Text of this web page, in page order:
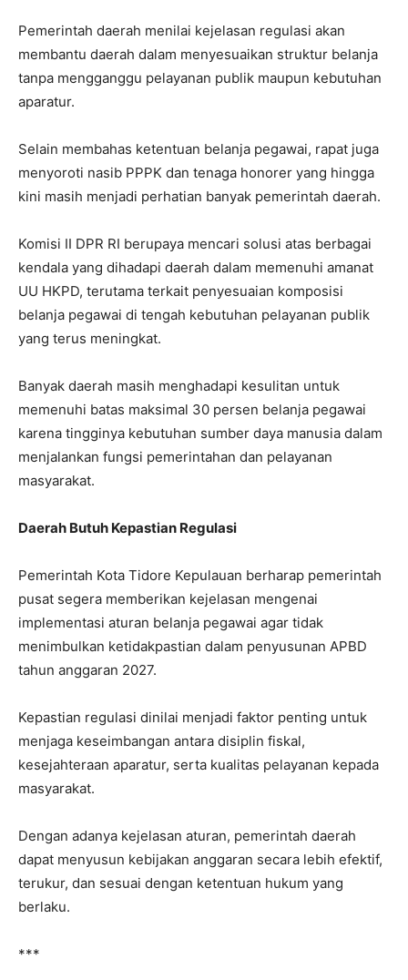
Pemerintah daerah menilai kejelasan regulasi akan
membantu daerah dalam menyesuaikan struktur belanja
tanpa mengganggu pelayanan publik maupun kebutuhan
aparatur.
Selain membahas ketentuan belanja pegawai, rapat juga
menyoroti nasib PPPK dan tenaga honorer yang hingga
kini masih menjadi perhatian banyak pemerintah daerah.
Komisi II DPR RI berupaya mencari solusi atas berbagai
kendala yang dihadapi daerah dalam memenuhi amanat
UU HKPD, terutama terkait penyesuaian komposisi
belanja pegawai di tengah kebutuhan pelayanan publik
yang terus meningkat.
Banyak daerah masih menghadapi kesulitan untuk
memenuhi batas maksimal 30 persen belanja pegawai
karena tingginya kebutuhan sumber daya manusia dalam
menjalankan fungsi pemerintahan dan pelayanan
masyarakat.
Daerah Butuh Kepastian Regulasi
Pemerintah Kota Tidore Kepulauan berharap pemerintah
pusat segera memberikan kejelasan mengenai
implementasi aturan belanja pegawai agar tidak
menimbulkan ketidakpastian dalam penyusunan APBD
tahun anggaran 2027.
Kepastian regulasi dinilai menjadi faktor penting untuk
menjaga keseimbangan antara disiplin fiskal,
kesejahteraan aparatur, serta kualitas pelayanan kepada
masyarakat.
Dengan adanya kejelasan aturan, pemerintah daerah
dapat menyusun kebijakan anggaran secara lebih efektif,
terukur, dan sesuai dengan ketentuan hukum yang
berlaku.
***